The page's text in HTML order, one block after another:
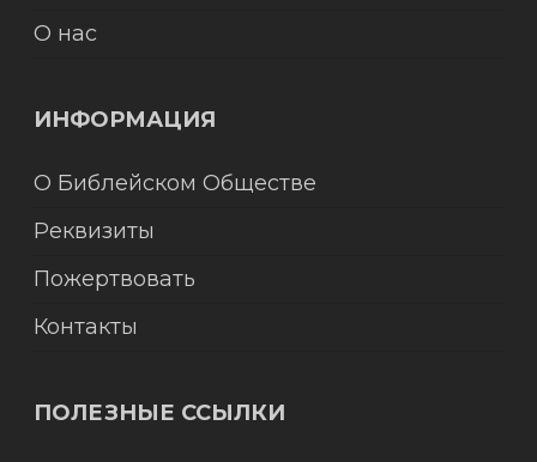
О нас
ИНФОРМАЦИЯ
О Библейском Обществе
Реквизиты
Пожертвовать
Контакты
ПОЛЕЗНЫЕ ССЫЛКИ